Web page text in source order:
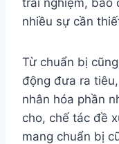
nhiều sự cần
Từ chuẩn bị
động đưa ra
nhân hóa phần
cho, chế tác đề
mang chuẩn bị